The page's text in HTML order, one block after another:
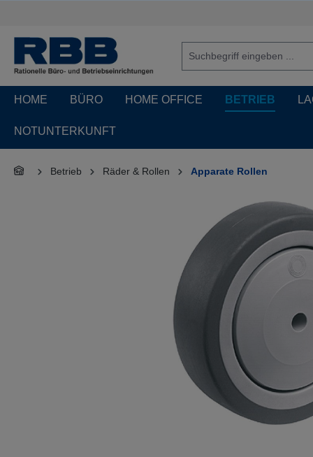
HOME BÜRO HOME OFFICE BETRIEB
NOTUNTERKUNFT
Betrieb Räder & Rollen Apparate Rollen